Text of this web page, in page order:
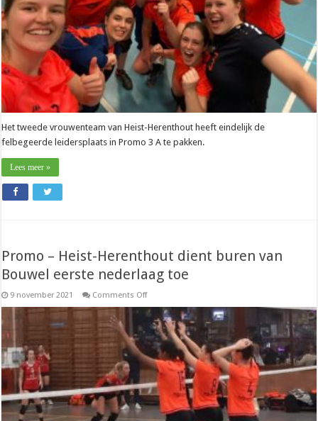
Het tweede vrouwenteam van Heist-Herenthout heeft eindelijk de
felbegeerde leidersplaats in Promo 3 A te pakken.
Lees meer »
Promo – Heist-Herenthout dient buren van
Bouwel eerste nederlaag toe
9 november 2021 Comments Offon
–
Heist-
Herenthout
dient
buren
van
Bouwel
eerste
nederlaag
toe